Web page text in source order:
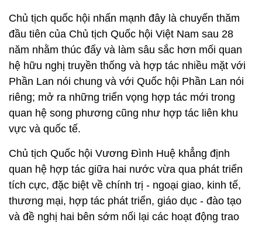
Chủ tịch quốc hội nhấn mạnh đây là chuyến thăm
đầu tiên của Chủ tịch Quốc hội Việt Nam sau 28
năm nhằm thúc đẩy và làm sâu sắc hơn mối quan
hệ hữu nghị truyền thống và hợp tác nhiều mặt với
Phần Lan nói chung và với Quốc hội Phần Lan nói
riêng; mở ra những triển vọng hợp tác mới trong
quan hệ song phương cũng như hợp tác liên khu
vực và quốc tế.
Chủ tịch Quốc hội Vương Đình Huệ khẳng định
quan hệ hợp tác giữa hai nước vừa qua phát triển
tích cực, đặc biệt về chính trị - ngoại giao, kinh tế,
thương mại, hợp tác phát triển, giáo dục - đào tạo
và đề nghị hai bên sớm nối lại các hoạt động trao